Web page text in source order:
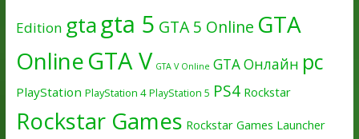
Edition gtagta 5 GTA 5 Online GTA
OnlineGTA V GTA V Online GTA Онлайн pc
PlayStation PlayStation 4 PlayStation 5 PS4 Rockstar
Rockstar Games Rockstar Games Launcher